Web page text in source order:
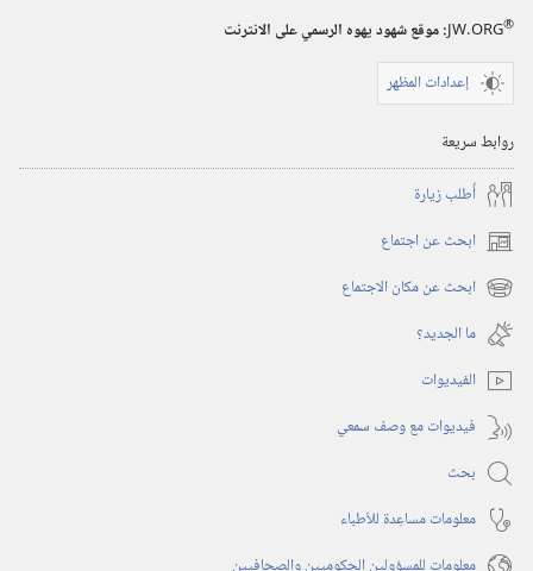
JW.ORG®
:‏ موقع شهود يهوه الرسمي على الانترنت
إعدادات المظهر
روابط سريعة
أُطلب زيارة
ابحث عن اجتماع (يفتح
نافذة
جديدة)
ابحث عن مكان الاجتماع (يفتح
نافذة
جديدة)
ما الجديد؟‏
الفيديوات
فيديوات مع وصف سمعي
بحث
معلومات مساعِدة للأطباء